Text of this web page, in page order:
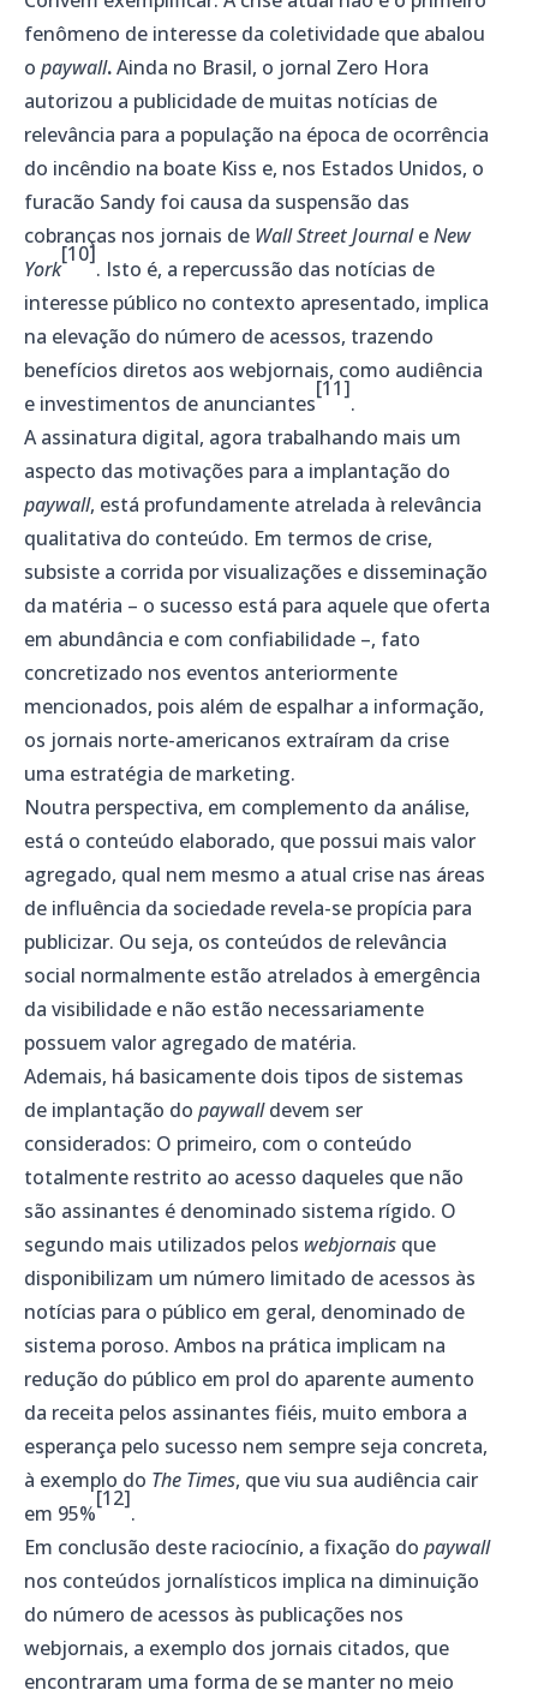
fenômeno de interesse da coletividade que abalou
o paywall.Ainda no Brasil, o jornal Zero Hora
autorizou a publicidade de muitas notícias de
relevância para a população na época de ocorrência
do incêndio na boate Kiss e, nos Estados Unidos, o
furacão Sandy foi causa da suspensão das
cobranças nos jornais de Wall Street JournaleNew
York
[10]
. Isto é, a repercussão das notícias de
interesse público no contexto apresentado, implica
na elevação do número de acessos, trazendo
benefícios diretos aos webjornais, como audiência
e investimentos de anunciantes
[11]
.
A assinatura digital, agora trabalhando mais um
aspecto das motivações para a implantação do
paywall, está profundamente atrelada à relevância
qualitativa do conteúdo. Em termos de crise,
subsiste a corrida por visualizações e disseminação
da matéria – o sucesso está para aquele que oferta
em abundância e com confiabilidade –, fato
concretizado nos eventos anteriormente
mencionados, pois além de espalhar a informação,
os jornais norte-americanos extraíram da crise
uma estratégia de marketing.
Noutra perspectiva, em complemento da análise,
está o conteúdo elaborado, que possui mais valor
agregado, qual nem mesmo a atual crise nas áreas
de influência da sociedade revela-se propícia para
publicizar. Ou seja, os conteúdos de relevância
social normalmente estão atrelados à emergência
da visibilidade e não estão necessariamente
possuem valor agregado de matéria.
Ademais, há basicamente dois tipos de sistemas
de implantação do paywalldevem ser
considerados: O primeiro, com o conteúdo
totalmente restrito ao acesso daqueles que não
são assinantes é denominado sistema rígido. O
segundo mais utilizados pelos webjornais que
disponibilizam um número limitado de acessos às
notícias para o público em geral, denominado de
sistema poroso. Ambos na prática implicam na
redução do público em prol do aparente aumento
da receita pelos assinantes fiéis, muito embora a
esperança pelo sucesso nem sempre seja concreta,
à exemplo do The Times, que viu sua audiência cair
em 95%
[12]
.
Em conclusão deste raciocínio, a fixação do paywall
nos conteúdos jornalísticos implica na diminuição
do número de acessos às publicações nos
webjornais, a exemplo dos jornais citados, que
encontraram uma forma de se manter no meio